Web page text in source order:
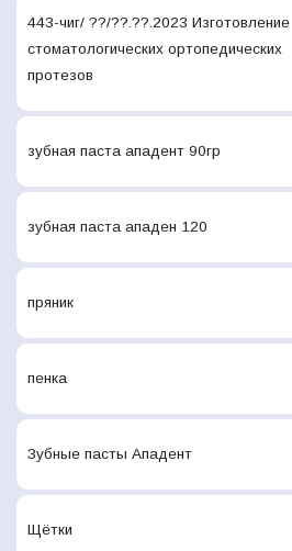
443-чиг/ ??/??.??.2023 Изготовление
стоматологических ортопедических
протезов
зубная паста ападент 90гр
зубная паста ападен 120
пряник
пенка
Зубные пасты Ападент
Щётки